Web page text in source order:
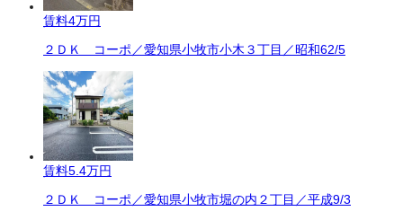
賃料4万円
２ＤＫ コーポ／愛知県小牧市小木３丁目／昭和62/5
賃料5.4万円
２ＤＫ コーポ／愛知県小牧市堀の内２丁目／平成9/3